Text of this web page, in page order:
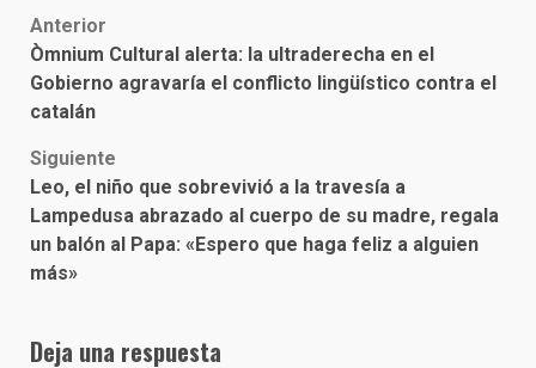
Post
navigation
Anterior
Òmnium Cultural alerta: la ultraderecha en el
Gobierno agravaría el conflicto lingüístico contra el
catalán
Siguiente
Leo, el niño que sobrevivió a la travesía a
Lampedusa abrazado al cuerpo de su madre, regala
un balón al Papa: «Espero que haga feliz a alguien
más»
Deja una respuesta